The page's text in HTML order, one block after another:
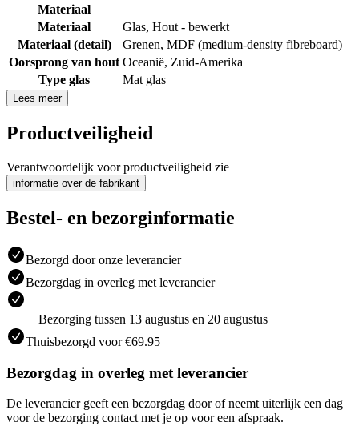
Materiaal
Materiaal
Glas, Hout - bewerkt
Materiaal (detail)
Grenen, MDF (medium-density fibreboard)
Oorsprong van hout Oceanië, Zuid-Amerika
Type glas
Mat glas
Lees meer
Productveiligheid
Verantwoordelijk voor productveiligheid zie
informatie over de fabrikant
Bestel- en bezorginformatie
Bezorgd door onze leverancier
Bezorgdag in overleg met leverancier
Bezorging tussen 13 augustus en 20 augustus
Thuisbezorgd voor €69.95
Bezorgdag in overleg met leverancier
De leverancier geeft een bezorgdag door of neemt uiterlijk een dag
voor de bezorging contact met je op voor een afspraak.